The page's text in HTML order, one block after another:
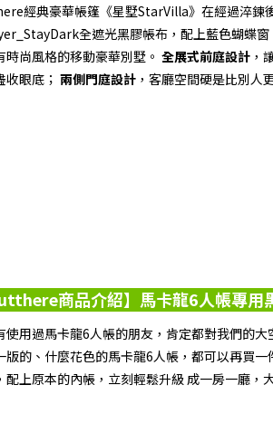
經典豪華帳篷《星墅StarVilla》在經過淬鍊
全遮光黑膠帳布，配上藍色蝴蝶
時尚風格的移動豪華別墅。 全展式前庭設計 ，
收眼底； 兩側門庭設計 ，客廳空間硬是比別人
商品介紹】馬卡龍6人帳專用
使用過馬卡龍6人帳的朋友，肯定都對我們的
版的、什麼花色的馬卡龍6人帳，都可以再買
配上原本的內帳，立刻輕鬆升級 成一房一廳，